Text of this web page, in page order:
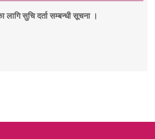
सुचि दर्ता सम्बन्धी सूचना ।